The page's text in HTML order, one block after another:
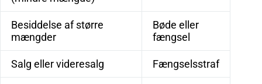
Besiddelse af større
mængder
Bøde eller
fængsel
Salg eller videresalg Fængselsstraf